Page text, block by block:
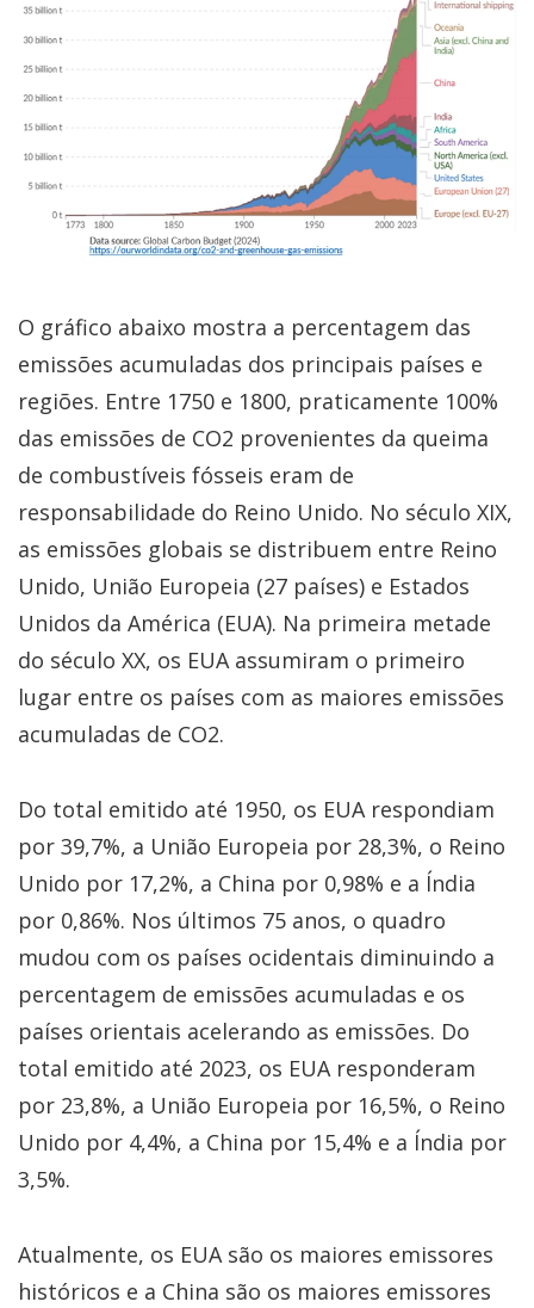
O gráfico abaixo mostra a percentagem das
emissões acumuladas dos principais países e
regiões. Entre 1750 e 1800, praticamente 100%
das emissões de CO2 provenientes da queima
de combustíveis fósseis eram de
responsabilidade do Reino Unido. No século XIX,
as emissões globais se distribuem entre Reino
Unido, União Europeia (27 países) e Estados
Unidos da América (EUA). Na primeira metade
do século XX, os EUA assumiram o primeiro
lugar entre os países com as maiores emissões
acumuladas de CO2.
Do total emitido até 1950, os EUA respondiam
por 39,7%, a União Europeia por 28,3%, o Reino
Unido por 17,2%, a China por 0,98% e a Índia
por 0,86%. Nos últimos 75 anos, o quadro
mudou com os países ocidentais diminuindo a
percentagem de emissões acumuladas e os
países orientais acelerando as emissões. Do
total emitido até 2023, os EUA responderam
por 23,8%, a União Europeia por 16,5%, o Reino
Unido por 4,4%, a China por 15,4% e a Índia por
3,5%.
Atualmente, os EUA são os maiores emissores
históricos e a China são os maiores emissores